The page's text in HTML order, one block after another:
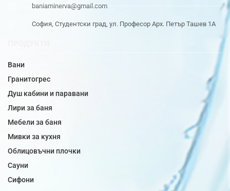
baniaminerva@gmail.com
София, Студентски град, ул. Професор Арх. Петър Ташев 1А
Вани
Гранитогрес
Душ кабини и паравани
Лири за баня
Мебели за баня
Мивки за кухня
Облицовъчни плочки
Сауни
Сифони